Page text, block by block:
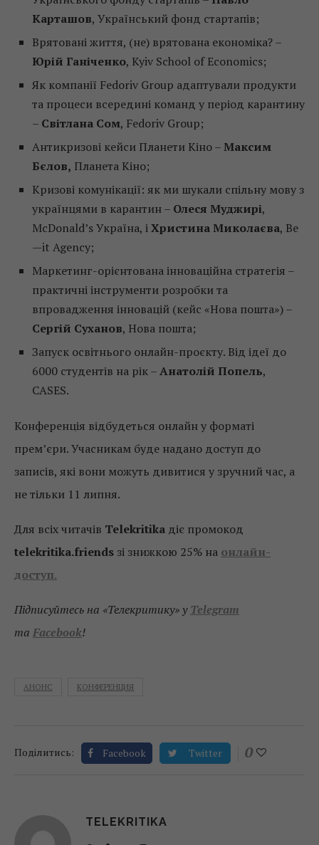
Карташов, Український фонд стартапів;
Врятовані життя, (не) врятована економіка? –
Юрій Ганіченко, Kyiv School of Economics;
Як компанії Fedoriv Group адаптували продукти
та процеси всередині команд у період карантину
– Світлана Сом, Fedoriv Group;
Антикризові кейси Планети Кіно –Максим
Бєлов, Планета Кіно;
Кризові комунікації: як ми шукали спільну мову з
українцями в карантин – Олеся Муджирі,
McDonald’s Україна, іХристина Миколаєва, Be
—it Agency;
Маркетинг-орієнтована інноваційна стратегія –
практичні інструменти розробки та
впровадження інновацій (кейс «Нова пошта») –
Сергій Суханов, Нова пошта;
Запуск освітнього онлайн-проєкту. Від ідеї до
6000 студентів на рік –Анатолій Попель,
CASES.
Конференція відбудеться онлайн у форматі
прем’єри. Учасникам буде надано доступ до
записів, які вони можуть дивитися у зручний час, а
не тільки 11 липня.
Для всіх читачів Telekritika діє промокод
telekritika.friends зі знижкою 25% на онлайн-
доступ.
Підписуйтесь на «Телекритику» у Telegram
та Facebook!
АНОНС КОНФЕРЕНЦИЯ
Поділитись: Facebook Twitter 0
TELEKRITIKA